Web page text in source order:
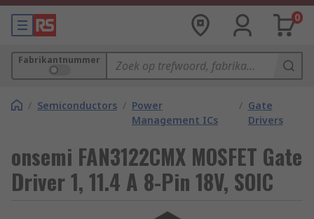
0
Fabrikantnummer
/ Semiconductors / Power
Management ICs
/ Gate
Drivers
onsemi FAN3122CMX MOSFET Gate
Driver 1, 11.4 A 8-Pin 18V, SOIC